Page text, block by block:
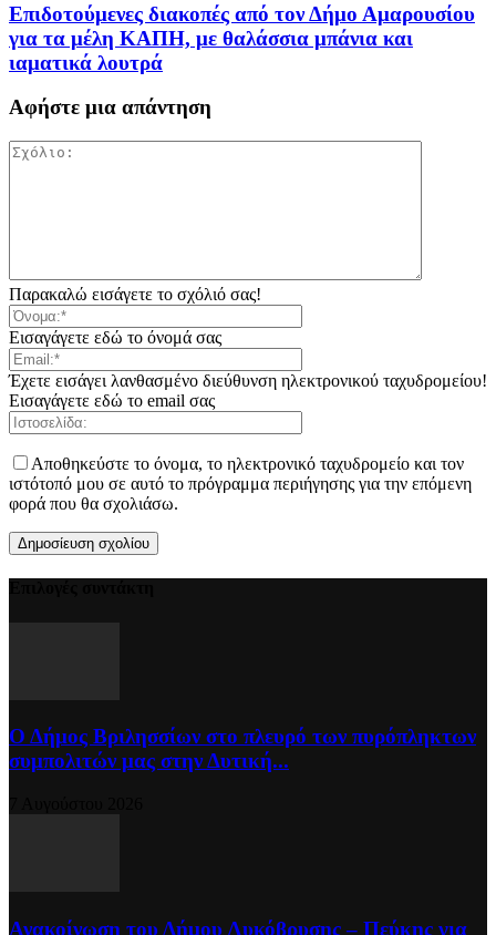
Επιδοτούμενες διακοπές από τον Δήμο Αμαρουσίου
για τα μέλη ΚΑΠΗ, με θαλάσσια μπάνια και
ιαματικά λουτρά
Αφήστε μια απάντηση
Παρακαλώ εισάγετε το σχόλιό σας!
Εισαγάγετε εδώ το όνομά σας
Έχετε εισάγει λανθασμένο διεύθυνση ηλεκτρονικού ταχυδρομείου!
Εισαγάγετε εδώ το email σας
Αποθηκεύστε το όνομα, το ηλεκτρονικό ταχυδρομείο και τον
ιστότοπό μου σε αυτό το πρόγραμμα περιήγησης για την επόμενη
φορά που θα σχολιάσω.
Ο Δήμος Βριλησσίων στο πλευρό των πυρόπληκτων
συμπολιτών μας στην Δυτική...
Ανακοίνωση του Δήμου Λυκόβρυσης – Πεύκης για